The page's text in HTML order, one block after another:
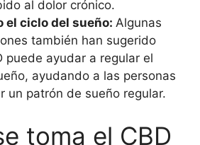
al dolor crónico.
el ciclo del sueño: Algunas
también han sugerido
puede ayudar a regular el
ayudando a las personas
un patrón de sueño regular.
toma el CBD